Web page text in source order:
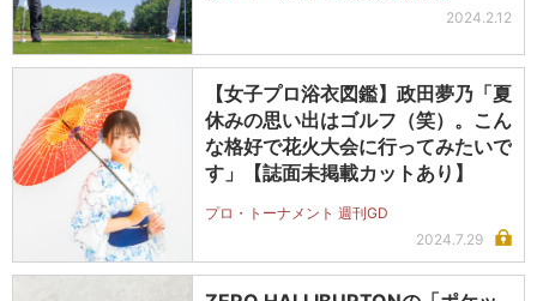
2024.2.12
【女子プロ浴衣図鑑】政田夢乃「夏
休みの思い出はゴルフ（笑）。こん
な格好で花火大会に行ってみたいで
す」【誌面未掲載カットあり】
プロ・トーナメント 週刊GD
2024.7.29